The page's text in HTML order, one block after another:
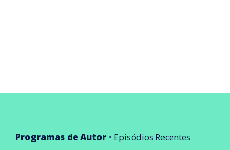
Programas de Autor Episódios Recentes